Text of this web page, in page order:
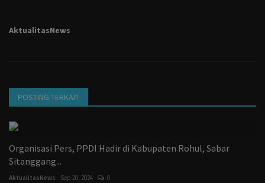
AktualitasNews
POSTING TERKAIT
Organisasi Pers, PPDI Hadir di Kabupaten Rohul, Sabar
Sitanggang...
AktualitasNews Sep 20, 2024 0